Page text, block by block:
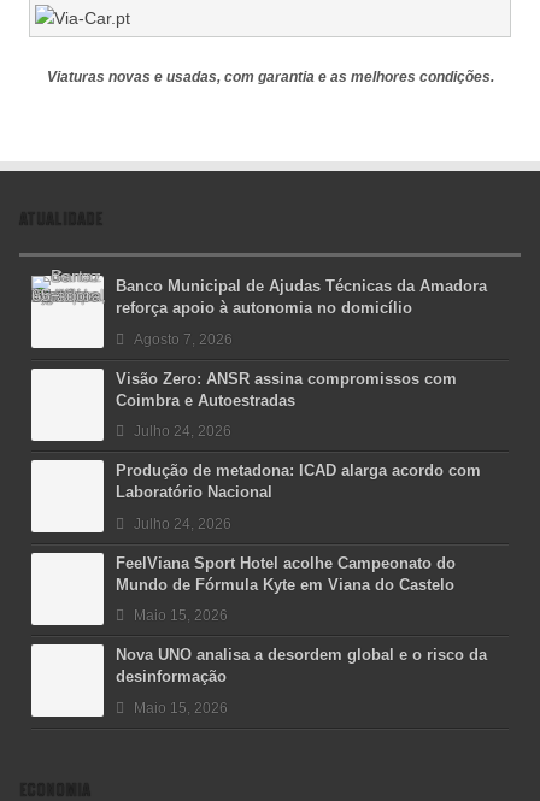
Viaturas novas e usadas, com garantia e as melhores condições.
ATUALIDADE
Banco Municipal de Ajudas Técnicas da Amadora
reforça apoio à autonomia no domicílio
Agosto 7, 2026
Visão Zero: ANSR assina compromissos com
Coimbra e Autoestradas
Julho 24, 2026
Produção de metadona: ICAD alarga acordo com
Laboratório Nacional
Julho 24, 2026
FeelViana Sport Hotel acolhe Campeonato do
Mundo de Fórmula Kyte em Viana do Castelo
Maio 15, 2026
Nova UNO analisa a desordem global e o risco da
desinformação
Maio 15, 2026
ECONOMIA